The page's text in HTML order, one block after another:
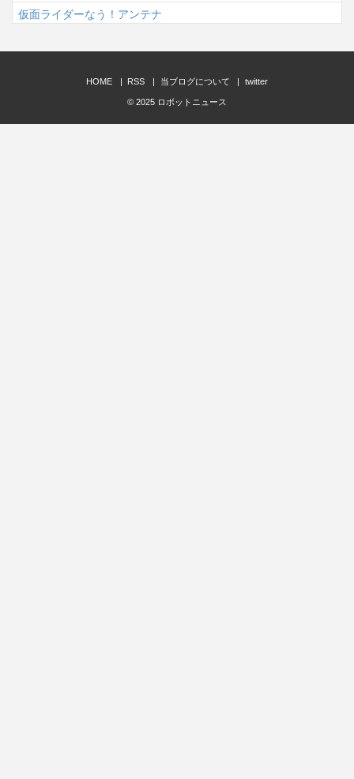
仮面ライダーなう！アンテナ
HOME RSS 当ブログについて twitter
© 2025 ロボットニュース